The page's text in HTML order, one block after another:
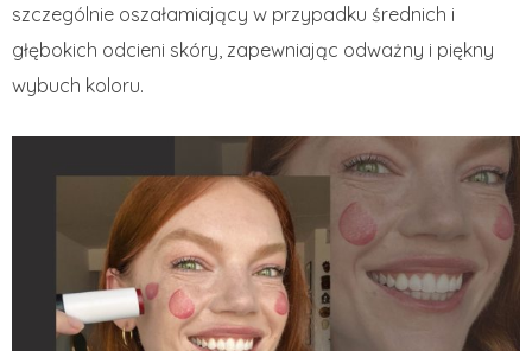
szczególnie oszałamiający w przypadku średnich i
głębokich odcieni skóry, zapewniając odważny i piękny
wybuch koloru.